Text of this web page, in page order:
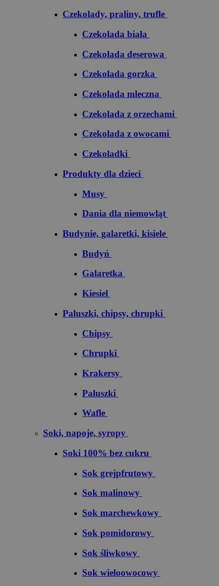
Czekolady, praliny, trufle
Czekolada biała
Czekolada deserowa
Czekolada gorzka
Czekolada mleczna
Czekolada z orzechami
Czekolada z owocami
Czekoladki
Produkty dla dzieci
Musy
Dania dla niemowląt
Budynie, galaretki, kisiele
Budyń
Galaretka
Kiesiel
Paluszki, chipsy, chrupki
Chipsy
Chrupki
Krakersy
Paluszki
Wafle
Soki, napoje, syropy
Soki 100% bez cukru
S​o​k​ ​g​r​e​j​p​f​r​u​t​o​w​y
Sok malinowy
Sok marchewkowy
Sok pomidorowy
Sok śliwkowy
Sok wieloowocowy